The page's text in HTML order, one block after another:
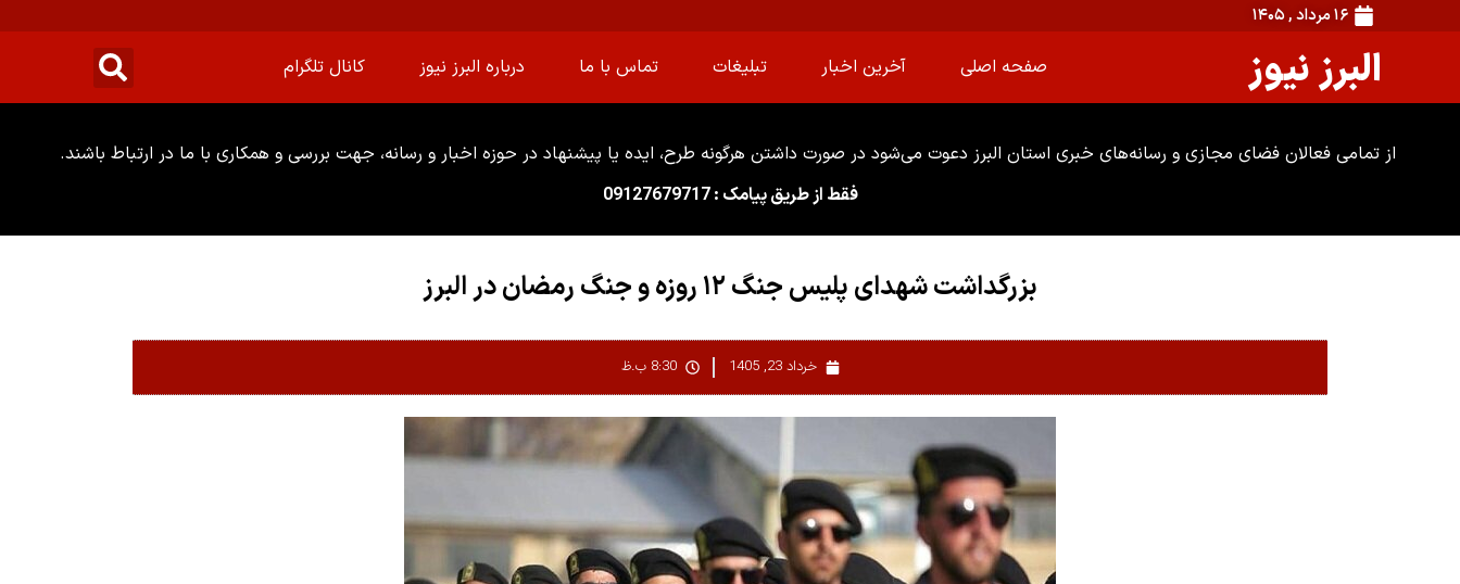
۱۶ مرداد , ۱۴۰۵
البرز نیوز صفحه اصلی آخرین اخبار تبلیغات تماس با ما درباره البرز نیوز کانال تلگرام
از تمامی فعالان فضای مجازی و رسانه‌های خبری استان البرز دعوت می‌شود در صورت داشتن هرگونه طرح، ایده یا پیشنهاد در حوزه اخبار و رسانه، جهت بررسی و همکاری با ما در ارتباط باشند.
فقط از طریق پیامک : 09127679717
بزرگداشت شهدای پلیس جنگ ۱۲ روزه و جنگ رمضان در البرز
خرداد 23, 1405 8:30 ب.ظ